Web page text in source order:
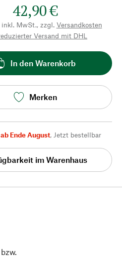
42,90 €
inkl. MwSt., zzgl. Versandkosten
Versand mit DHL
In den Warenkorb
Merken
Ende August, Jetzt bestellbar
im Warenhaus